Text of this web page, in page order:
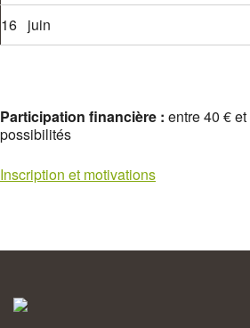
16 juin
Participation financière : entre 40 €
possibilités
Inscription et motivations